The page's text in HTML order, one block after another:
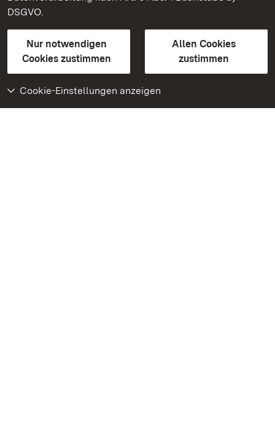
DSGVO.
Nur notwendigen
Cookies zustimmen
Allen Cookies
zustimmen
Cookie-Einstellungen anzeigen
Kontakt
GebärdenspracheLeichte Sprache
Erklärung zur Barrierefreiheit
BITV-konform (geprüfte Seiten)
Weiteres